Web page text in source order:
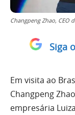
Changpeng Zhao, CEO
Siga
Em visita ao
Changpeng
empresária